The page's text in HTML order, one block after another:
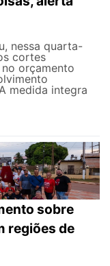
nessa quarta-
cortes
orçamento
medida integra
sobre
regiões de